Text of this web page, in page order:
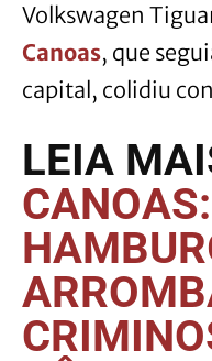
Volkswagen
Canoas, que
capital, colidiu
LEIA
CANOAS: